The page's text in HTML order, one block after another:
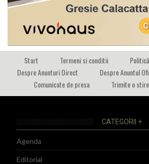
Start Termeni si conditii
Despre Anunturi Direct
Despre Anuntul
Comunicate de presa
Trimite o stire
CATEGORII +
Agenda
Editorial